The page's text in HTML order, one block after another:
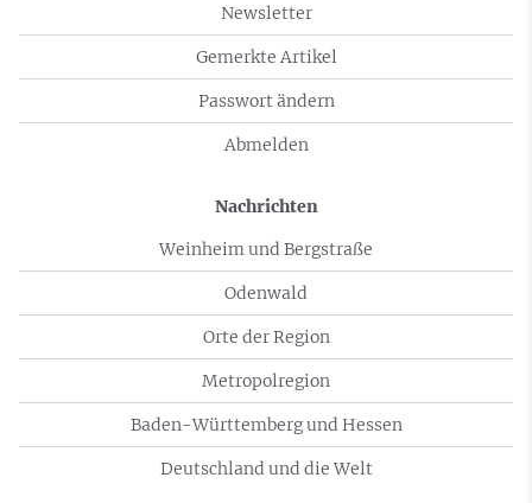
Newsletter
Gemerkte Artikel
Passwort ändern
Abmelden
Nachrichten
Weinheim und Bergstraße
Odenwald
Orte der Region
Metropolregion
Baden-Württemberg und Hessen
Deutschland und die Welt